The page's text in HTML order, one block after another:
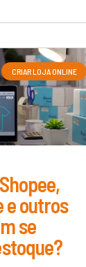
CRIAR LOJA ONLINE
e outros
se